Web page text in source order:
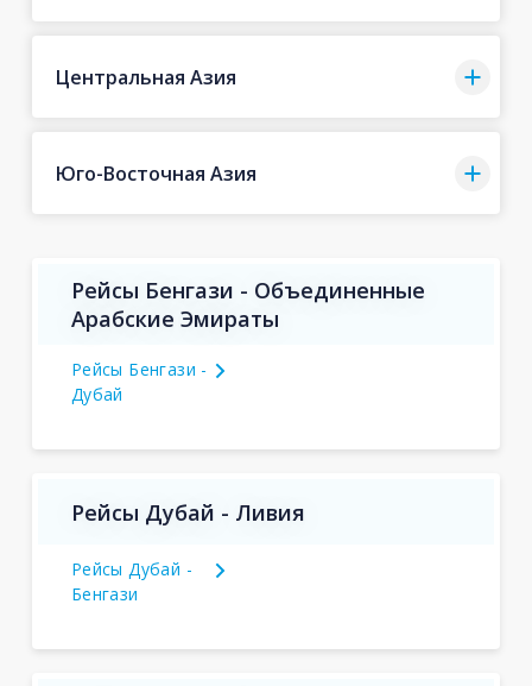
Центральная Азия
Юго-Восточная Азия
Рейсы Бенгази - Объединенные
Арабские Эмираты
Рейсы Бенгази -
Дубай
Рейсы Дубай - Ливия
Рейсы Дубай -
Бенгази